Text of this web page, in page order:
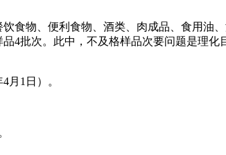
物、便利食物、酒类、肉成品、食用油、
4批次。此中，不及格样品次要问题是理化
1日）。